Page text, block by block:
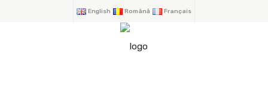
English Română Français